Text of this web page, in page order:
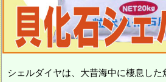
シェルダイヤは、大昔海中に棲息した